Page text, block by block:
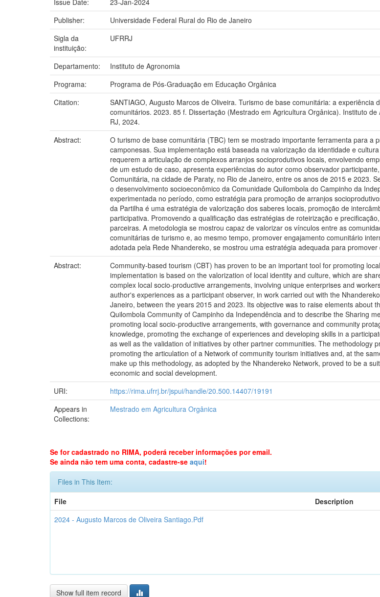
Publisher:
Universidade Federal Rural do Rio de Janeiro
Sigla da
instituição:
UFRRJ
Departamento:
Instituto de Agronomia
Programa:
Programa de Pós-Graduação em Educação Orgânica
Citation:
SANTIAGO, Augusto Marcos de Oliveira. Turismo de base comunitária: a
comunitários. 2023. 85 f. Dissertação (Mestrado em Agricultura Orgânica). Instituto
RJ, 2024.
Abstract:
O turismo de base comunitária (TBC) tem se mostrado importante ferramenta para a
camponesas. Sua implementação está baseada na valorização da identidade e
requerem a articulação de complexos arranjos socioprodutivos locais, envolvendo
de um estudo de caso, apresenta experiências do autor como observador
Comunitária, na cidade de Paraty, no Rio de Janeiro, entre os anos de 2015 e 2023.
o desenvolvimento socioeconômico da Comunidade Quilombola do Campinho da
experimentada no período, como estratégia para promoção de arranjos
da Partilha é uma estratégia de valorização dos saberes locais, promoção de
participativa. Promovendo a qualificação das estratégias de roteirização e
parceiras. A metodologia se mostrou capaz de valorizar os vínculos entre as
comunitárias de turismo e, ao mesmo tempo, promover engajamento comunitário
adotada pela Rede Nhandereko, se mostrou uma estratégia adequada para
Abstract:
Community-based tourism (CBT) has proven to be an important tool for promoting
implementation is based on the valorization of local identity and culture, which are
complex local socio-productive arrangements, involving unique enterprises and
author's experiences as a participant observer, in work carried out with the
Janeiro, between the years 2015 and 2023. Its objective was to raise elements about
Quilombola Community of Campinho da Independência and to describe the Sharing
promoting local socio-productive arrangements, with governance and community
knowledge, promoting the exchange of experiences and developing skills in a
as well as the validation of initiatives by other partner communities. The methodology
promoting the articulation of a Network of community tourism initiatives and, at the
make up this methodology, as adopted by the Nhandereko Network, proved to be a
economic and social development.
URI:
https://rima.ufrrj.br/jspui/handle/20.500.14407/19191
Appears in
Collections:
Mestrado em Agricultura Orgânica
Se for cadastrado no RIMA, poderá receber informações por email.
Se ainda não tem uma conta, cadastre-se aqui!
Files in This Item:
File
Description
2024 - Augusto Marcos de Oliveira Santiago.Pdf
Show full item record